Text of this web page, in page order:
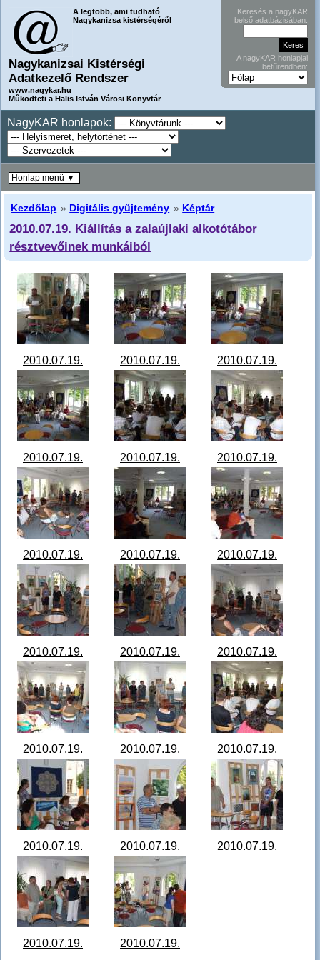
A legtöbb, ami tudható
Nagykanizsa kistérségéről
Nagykanizsai Kistérségi
Adatkezelő Rendszer
www.nagykar.hu
Működteti a Halis István Városi Könyvtár
Keresés a nagyKAR
belső adatbázisában:
A nagyKAR honlapjai
betűrendben:
NagyKAR honlapok:
Kezdőlap » Digitális gyűjtemény » Képtár
2010.07.19. Kiállítás a zalaújlaki alkotótábor
résztvevőinek munkáiból
2010.07.19.
Kiállítás a
zalaújlaki
alkotótábor
résztvevőinek
munkáiból 01.jpg
2010.07.19.
Kiállítás a
zalaújlaki
alkotótábor
résztvevőinek
munkáiból 02.jpg
2010.07.19.
Kiállítás a
zalaújlaki
alkotótábor
résztvevőinek
munkáiból 03.jpg
2010.07.19.
Kiállítás a
zalaújlaki
alkotótábor
résztvevőinek
munkáiból 04.jpg
2010.07.19.
Kiállítás a
zalaújlaki
alkotótábor
résztvevőinek
munkáiból 05.jpg
2010.07.19.
Kiállítás a
zalaújlaki
alkotótábor
résztvevőinek
munkáiból 06.jpg
2010.07.19.
Kiállítás a
zalaújlaki
alkotótábor
résztvevőinek
munkáiból 07.jpg
2010.07.19.
Kiállítás a
zalaújlaki
alkotótábor
résztvevőinek
munkáiból 08.jpg
2010.07.19.
Kiállítás a
zalaújlaki
alkotótábor
résztvevőinek
munkáiból 09.jpg
2010.07.19.
Kiállítás a
zalaújlaki
alkotótábor
résztvevőinek
munkáiból 10.jpg
2010.07.19.
Kiállítás a
zalaújlaki
alkotótábor
résztvevőinek
munkáiból 11.jpg
2010.07.19.
Kiállítás a
zalaújlaki
alkotótábor
résztvevőinek
munkáiból 12.jpg
2010.07.19.
Kiállítás a
zalaújlaki
alkotótábor
résztvevőinek
munkáiból 13.jpg
2010.07.19.
Kiállítás a
zalaújlaki
alkotótábor
résztvevőinek
munkáiból 14.jpg
2010.07.19.
Kiállítás a
zalaújlaki
alkotótábor
résztvevőinek
munkáiból 15.jpg
2010.07.19.
Kiállítás a
zalaújlaki
alkotótábor
résztvevőinek
munkáiból 16.jpg
2010.07.19.
Kiállítás a
zalaújlaki
alkotótábor
résztvevőinek
munkáiból 17.jpg
2010.07.19.
2010.07.19.
2010.07.19.
Honlap menü ▼